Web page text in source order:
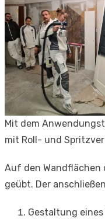
Mit dem
mit Roll- und
Auf den Wandflächen
geübt. Der
Gestaltung